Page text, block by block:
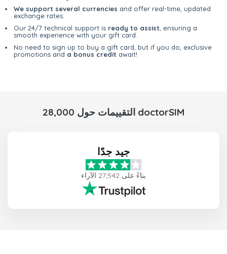
We support several currencies and offer real-time, updated
exchange rates.
Our 24/7 technical support is ready to assist , ensuring a
smooth experience with your gift card.
No need to sign up to buy a gift card, but if you do, exclusive
promotions and a bonus credit await!
28,000 التقييمات حول doctorSIM
جيد جدًا
بناءً على 27,542 الآراء